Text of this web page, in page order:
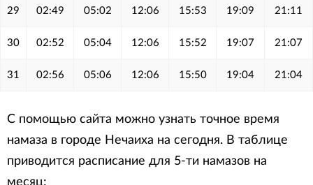
29 02:49 05:02 12:06 15:53 19:09 21:11
30 02:52 05:04 12:06 15:52 19:07 21:07
31 02:56 05:06 12:06 15:50 19:04 21:04
С помощью сайта можно узнать точное время
намаза в городе Нечаиха на сегодня. В таблице
приводится расписание для 5-ти намазов на
месяц: